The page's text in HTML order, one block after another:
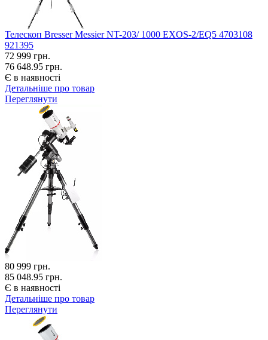
Телескоп Bresser Messier NT-203/ 1000 EXOS-2/EQ5 4703108
921395
72 999 грн.
76 648.95 грн.
Є в наявності
Детальніше про товар
Переглянути
80 999 грн.
85 048.95 грн.
Є в наявності
Детальніше про товар
Переглянути